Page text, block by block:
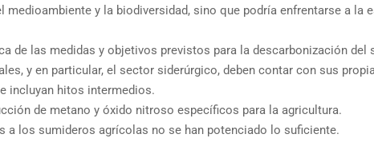
medioambiente y la biodiversidad, sino que podría enfrentarse a la
de las medidas y objetivos previstos para la descarbonización
y en particular, el sector siderúrgico, deben contar con sus
incluyan hitos intermedios.
de metano y óxido nitroso específicos para la agricultura.
a los sumideros agrícolas no se han potenciado lo suficiente.